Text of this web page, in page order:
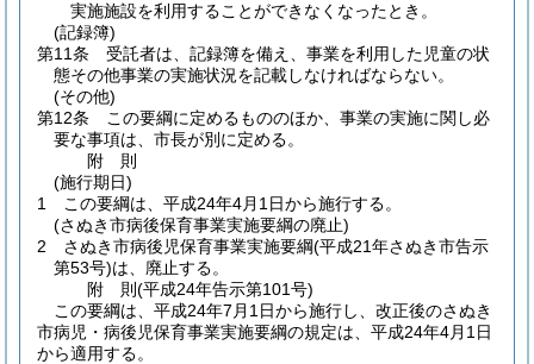
実施施設を利用することができなくなったとき。
(記録簿)
第11条
受託者は、記録簿を備え、事業を利用した児童の状
態その他事業の実施状況を記載しなければならない。
(その他)
第12条
この要綱に定めるもののほか、事業の実施に関し必
要な事項は、市長が別に定める。
附 則
(施行期日)
1
この要綱は、平成24年4月1日から施行する。
(さぬき市病後保育事業実施要綱の廃止)
2
さぬき市病後児保育事業実施要綱(平成21年さぬき市告示
第53号)は、廃止する。
附 則(平成24年告示第101号)
この要綱は、平成24年7月1日から施行し、改正後のさぬき
市病児・病後児保育事業実施要綱の規定は、平成24年4月1日
から適用する。